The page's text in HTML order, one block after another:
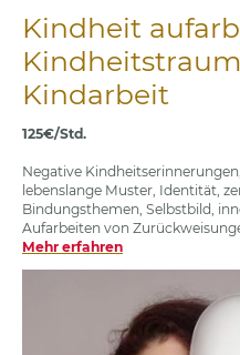
Kindheit
Kindarbeit
125€/Std.
Negative
lebenslange Muster, Identität,
Bindungsthemen, Selbstbild,
Aufarbeiten von
Mehr erfahren